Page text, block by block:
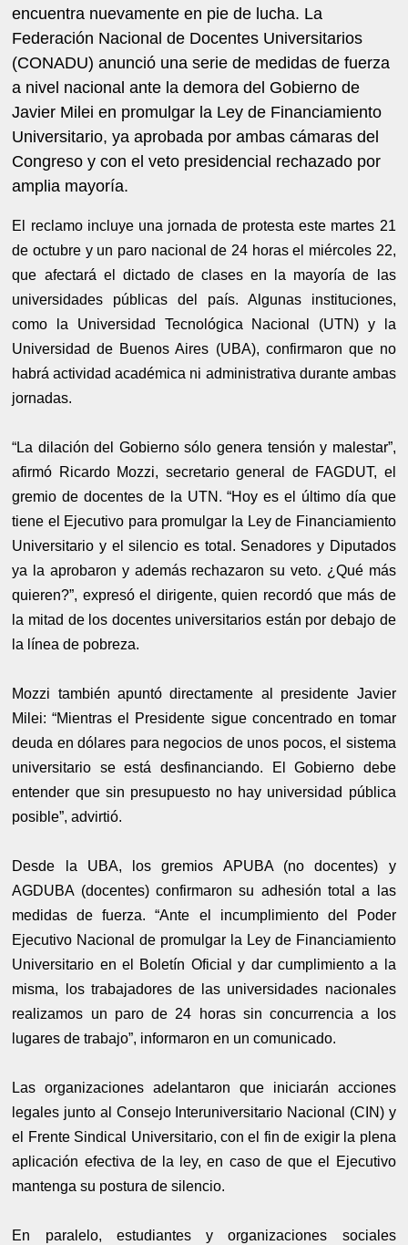
encuentra nuevamente en pie de lucha. La
Federación Nacional de Docentes Universitarios
(CONADU) anunció una serie de medidas de fuerza
a nivel nacional ante la demora del Gobierno de
Javier Milei en promulgar la Ley de Financiamiento
Universitario, ya aprobada por ambas cámaras del
Congreso y con el veto presidencial rechazado por
amplia mayoría.
El reclamo incluye una jornada de protesta este martes 21
de octubre y un paro nacional de 24 horas el miércoles 22,
que afectará el dictado de clases en la mayoría de las
universidades públicas del país. Algunas instituciones,
como la Universidad Tecnológica Nacional (UTN) y la
Universidad de Buenos Aires (UBA), confirmaron que no
habrá actividad académica ni administrativa durante ambas
jornadas.
“La dilación del Gobierno sólo genera tensión y malestar”,
afirmó Ricardo Mozzi, secretario general de FAGDUT, el
gremio de docentes de la UTN. “Hoy es el último día que
tiene el Ejecutivo para promulgar la Ley de Financiamiento
Universitario y el silencio es total. Senadores y Diputados
ya la aprobaron y además rechazaron su veto. ¿Qué más
quieren?”, expresó el dirigente, quien recordó que más de
la mitad de los docentes universitarios están por debajo de
la línea de pobreza.
Mozzi también apuntó directamente al presidente Javier
Milei: “Mientras el Presidente sigue concentrado en tomar
deuda en dólares para negocios de unos pocos, el sistema
universitario se está desfinanciando. El Gobierno debe
entender que sin presupuesto no hay universidad pública
posible”, advirtió.
Desde la UBA, los gremios APUBA (no docentes) y
AGDUBA (docentes) confirmaron su adhesión total a las
medidas de fuerza. “Ante el incumplimiento del Poder
Ejecutivo Nacional de promulgar la Ley de Financiamiento
Universitario en el Boletín Oficial y dar cumplimiento a la
misma, los trabajadores de las universidades nacionales
realizamos un paro de 24 horas sin concurrencia a los
lugares de trabajo”, informaron en un comunicado.
Las organizaciones adelantaron que iniciarán acciones
legales junto al Consejo Interuniversitario Nacional (CIN) y
el Frente Sindical Universitario, con el fin de exigir la plena
aplicación efectiva de la ley, en caso de que el Ejecutivo
mantenga su postura de silencio.
En paralelo, estudiantes y organizaciones sociales